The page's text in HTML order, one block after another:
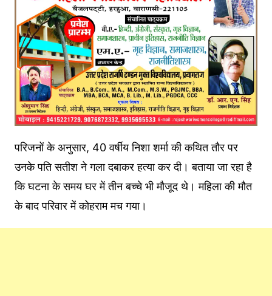
परिजनों के अनुसार, 40 वर्षीय निशा शर्मा की कथित तौर पर
उनके पति सतीश ने गला दबाकर हत्या कर दी। बताया जा रहा है
कि घटना के समय घर में तीन बच्चे भी मौजूद थे। महिला की मौत
के बाद परिवार में कोहराम मच गया।